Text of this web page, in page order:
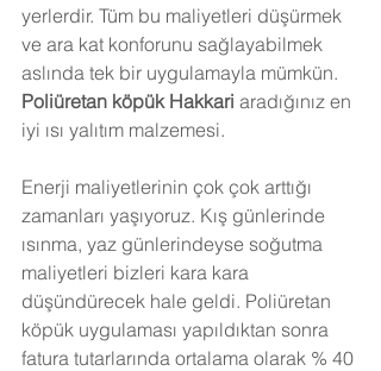
yerlerdir. Tüm bu maliyetleri düşürmek
ve ara kat konforunu sağlayabilmek
aslında tek bir uygulamayla mümkün.
Poliüretan köpük Hakkari aradığınız en
iyi ısı yalıtım malzemesi.
Enerji maliyetlerinin çok çok arttığı
zamanları yaşıyoruz. Kış günlerinde
ısınma, yaz günlerindeyse soğutma
maliyetleri bizleri kara kara
düşündürecek hale geldi. Poliüretan
köpük uygulaması yapıldıktan sonra
fatura tutarlarında ortalama olarak % 40